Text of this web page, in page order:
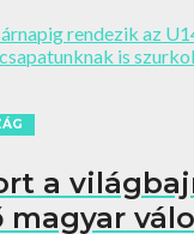
rendezik az
is
a
magyar